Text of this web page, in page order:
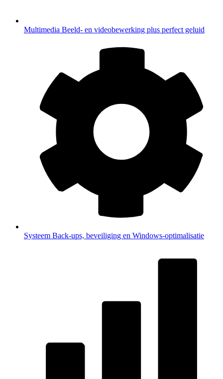
Multimedia Beeld- en videobewerking plus perfect geluid
Systeem Back-ups, beveiliging en Windows-optimalisatie